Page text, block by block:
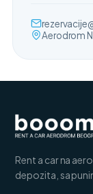
Aerodrom
Rent a car na
depozita, sa